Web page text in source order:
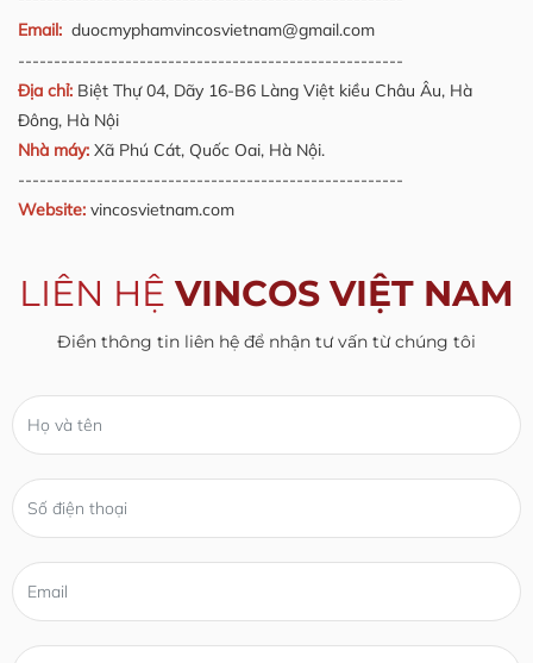
Email: duocmyphamvincosvietnam@gmail.com
------------------------------------------------------
Địa chỉ: Biệt Thự 04, Dãy 16-B6 Làng Việt kiều Châu Âu, Hà
Đông, Hà Nội
Nhà máy: Xã Phú Cát, Quốc Oai, Hà Nội.
------------------------------------------------------
Website: vincosvietnam.com
LIÊN HỆ VINCOS VIỆT NAM
Điền thông tin liên hệ để nhận tư vấn từ chúng tôi